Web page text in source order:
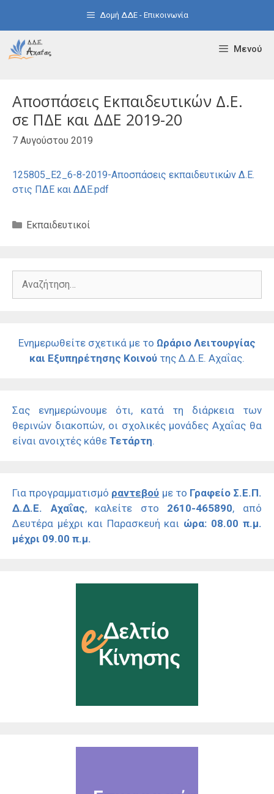
Δομή ΔΔΕ - Επικοινωνία
Μενού
Αποσπάσεις Εκπαιδευτικών Δ.Ε.
σε ΠΔΕ και ΔΔΕ 2019-20
7 Αυγούστου 2019
125805_Ε2_6-8-2019-Αποσπάσεις εκπαιδευτικών Δ.Ε.
στις ΠΔΕ και ΔΔΕ.pdf
Κατηγορίες
Εκπαιδευτικοί
Αναζήτηση
Ενημερωθείτε σχετικά με το Ωράριο Λειτουργίας
και Εξυπηρέτησης Κοινού της Δ.Δ.Ε. Αχαΐας.
Σας ενημερώνουμε ότι, κατά τη διάρκεια των
θερινών διακοπών, οι σχολικές μονάδες Αχαΐας θα
είναι ανοιχτές κάθε Τετάρτη.
Για προγραμματισμό ραντεβού με το Γραφείο Σ.Ε.Π.
Δ.Δ.Ε. Αχαΐας, καλείτε στο 2610-465890, από
Δευτέρα μέχρι και Παρασκευή και ώρα: 08.00 π.μ.
μέχρι 09.00 π.μ.